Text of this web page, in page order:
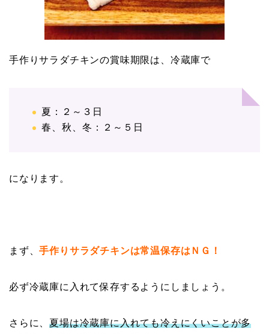
手作りサラダチキンの賞味期限は、冷蔵庫で
夏：２～３日
春、秋、冬：２～５日
になります。
まず、手作りサラダチキンは常温保存はＮＧ！
必ず冷蔵庫に入れて保存するようにしましょう。
さらに、夏場は冷蔵庫に入れても冷えにくいことが多